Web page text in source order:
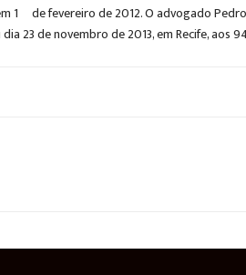
1º de fevereiro de 2012. O advogado
23 de novembro de 2013, em Recife, aos